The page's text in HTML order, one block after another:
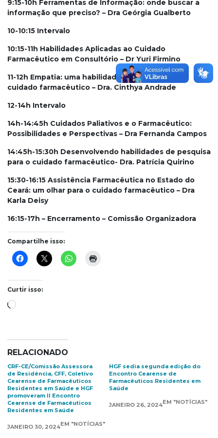
9:15-10h Ferramentas de Informação: onde buscar a
informação que preciso? – Dra Geórgia Gualberto
10-10:15 Intervalo
10:15-11h Habilidades Aplicadas ao Cuidado
Farmacêutico em Consultório – Dr Yuri Firmino
11-12h Empatia: uma habilidade necessária para o
cuidado farmacêutico – Dra. Cinthya Andrade
12-14h Intervalo
14h-14:45h Cuidados Paliativos e o Farmacêutico:
Possibilidades e Perspectivas – Dra Fernanda Campos
14:45h-15:30h Desenvolvendo habilidades de pesquisa
para o cuidado farmacêutico- Dra. Patrícia Quirino
15:30-16:15 Assistência Farmacêutica no Estado do
Ceará: um olhar para o cuidado farmacêutico – Dra
Karla Deisy
16:15-17h – Encerramento – Comissão Organizadora
Compartilhe isso:
Curtir isso:
Carregando...
RELACIONADO
CRF-CE/Comissão Assessora
de Residência, CFF, Coletivo
Cearense de Farmacêuticos
Residentes em Saúde e HGF
promoveram II Encontro
Cearense de Farmacêuticos
Residentes em Saúde
JANEIRO 30, 2024EM "NOTÍCIAS"
HGF sedia segunda edição do
Encontro Cearense de
Farmacêuticos Residentes em
Saúde
JANEIRO 26, 2024EM "NOTÍCIAS"